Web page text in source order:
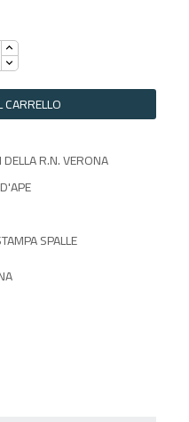
R.N. VERONA
SPALLE